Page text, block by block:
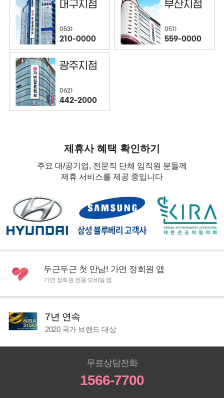
대구지점
053)
210-0000
부산지점
051)
559-0000
광주지점
062)
442-2000
제휴사 혜택 확인하기
주요 대/공기업, 전문직 단체 임직원 분들께
제휴 서비스를 제공 중입니다
두근두근 첫 만남! 가연 정회원 앱
가연 정회원 전용 모바일 앱
7년 연속
2020 국가 브랜드 대상
무료상담전화
1566-7700